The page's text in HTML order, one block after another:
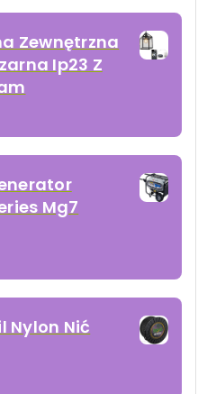
Zewnętrzna
Ip23 Z
Mg7
Nylon Nić